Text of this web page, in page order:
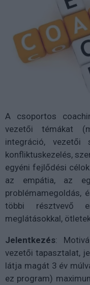
A csoportos
vezetői témákat
integráció, vezetői
konfliktuskezelés,
egyéni fejlődési
az empátia, az
problémamegoldás,
többi résztvevő
meglátásokkal,
Jelentkezés:
vezetői tapasztalat,
látja magát 3 év
ez program)